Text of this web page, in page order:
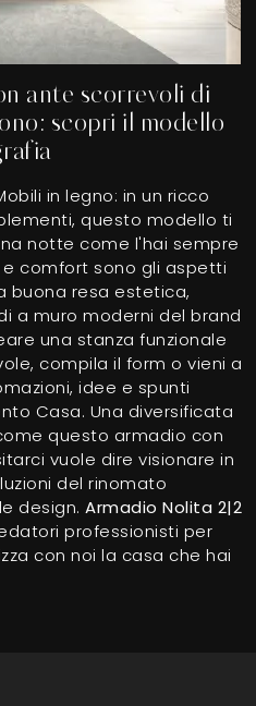
ante scorrevoli di
scopri il modello
in legno: in un ricco
questo modello ti
notte come l'hai sempre
comfort sono gli aspetti
buona resa estetica,
a muro moderni del brand
una stanza funzionale
compila il form o vieni a
idee e spunti
Casa. Una diversificata
questo armadio con
vuole dire visionare in
del rinomato
design. Armadio Nolita 2|2
professionisti per
con noi la casa che hai